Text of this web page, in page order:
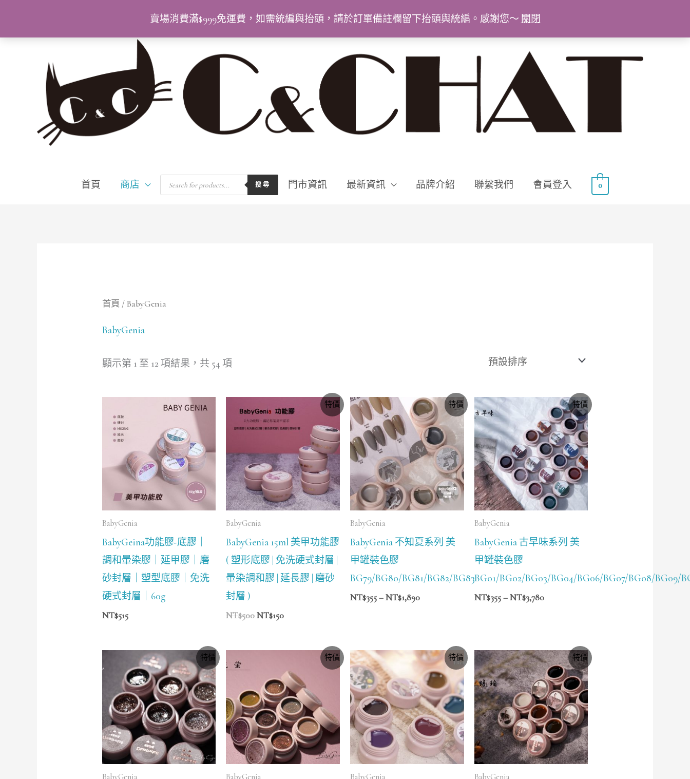
賣場消費滿$999免運費，如需統編與抬頭，請於訂單備註欄留下抬頭與統編。感謝您～ 關閉
首頁 商店
Products
search
搜尋 門市資訊 最新資訊 品牌介紹 聯繫我們 會員登入 0
首頁 / BabyGenia
BabyGenia
顯示第 1 至 12 項結果，共 54 項
BabyGenia
BabyGeina功能膠-底膠｜
調和暈染膠｜延甲膠｜磨
砂封層｜塑型底膠｜免洗
硬式封層｜60g
NT$515
特價
BabyGenia
BabyGenia 15ml 美甲功能膠
( 塑形底膠 | 免洗硬式封層 |
暈染調和膠 | 延長膠 | 磨砂
封層 )
NT$500
始
價
NT$150
前
價
NT$150。
特價
BabyGenia
BabyGenia 不知夏系列 美
甲罐裝色膠
BG79/BG80/BG81/BG82/BG83/BG84
NT$355–NT$1,890
價
格
範
圍：
NT$355
到
NT$1,890
特價
BabyGenia
BabyGenia 古早味系列 美
甲罐裝色膠
BG01/BG02/BG03/BG04/BG06/BG07/BG08/BG09/
NT$355 – NT$3,780
格
範
圍：
NT$355
到
NT$3,780
特價
BabyGenia
格
範
圍：
NT$355
到
NT$1,890
特價
BabyGenia
範
圍：
NT$355
到
NT$1,890
特價
BabyGenia
價
格
範
圍：
NT$355
到
NT$1,890
特價
BabyGenia
價
格
範
圍：
NT$355
到
NT$1,890